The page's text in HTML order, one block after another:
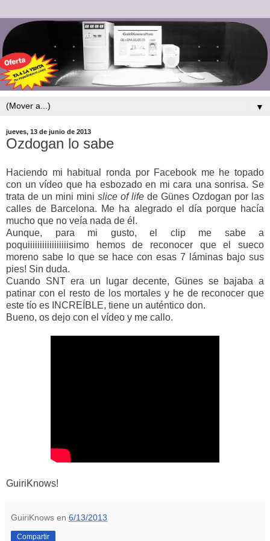
▼
jueves, 13 de junio de 2013
Ozdogan lo sabe
Haciendo mi habitual ronda por Facebook me he topado
con un vídeo que ha esbozado en mi cara una sonrisa. Se
trata de un mini mini slice of life de Günes Ozdogan por las
calles de Barcelona. Me ha alegrado el día porque hacía
mucho que no veía nada de él.
Aunque, para mi gusto, el clip me sabe a
poquiiiiiiiiiiiiiiiiisimo hemos de reconocer que el sueco
moreno sabe lo que se hace con esas 7 láminas bajo sus
pies! Sin duda.
Cuando SNT era un lugar decente, Günes se bajaba a
patinar con el resto de los mortales y he de reconocer que
este tío es INCREÍBLE, tiene un auténtico don.
Bueno, os dejo con el vídeo y me callo.
GuiriKnows!
GuiriKnows en 6/13/2013
Compartir